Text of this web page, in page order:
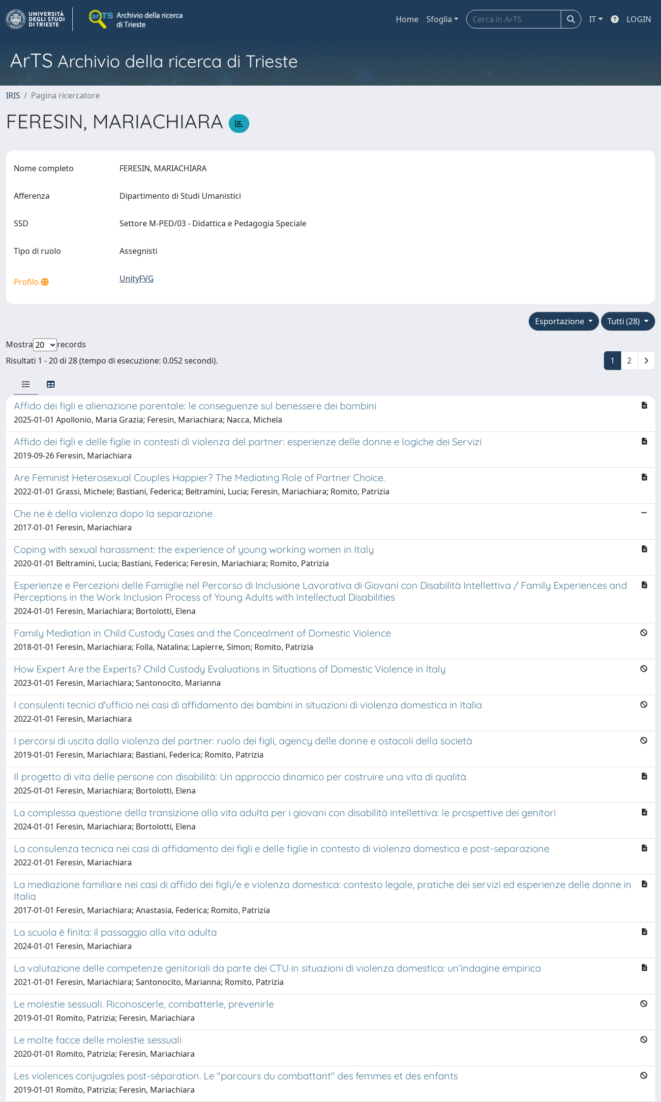
Home Sfoglia IT LOGIN
ArTS Archivio della ricerca di Trieste
IRIS Pagina ricercatore
FERESIN, MARIACHIARA
Nome completo FERESIN, MARIACHIARA
Afferenza Dipartimento di Studi Umanistici
SSD Settore M-PED/03 - Didattica e Pedagogia Speciale
Tipo di ruolo Assegnisti
Profilo UnityFVG
Tutti (28)
Esportazione
Mostra
records
Risultati 1 - 20 di 28 (tempo di esecuzione: 0.052 secondi).
1 2
Affido dei figli e alienazione parentale: le conseguenze sul benessere dei bambini
2025-01-01 Apollonio, Maria Grazia; Feresin, Mariachiara; Nacca, Michela
Affido dei figli e delle figlie in contesti di violenza del partner: esperienze delle donne e logiche dei Servizi
2019-09-26 Feresin, Mariachiara
Are Feminist Heterosexual Couples Happier? The Mediating Role of Partner Choice.
2022-01-01 Grassi, Michele; Bastiani, Federica; Beltramini, Lucia; Feresin, Mariachiara; Romito, Patrizia
Che ne è della violenza dopo la separazione
2017-01-01 Feresin, Mariachiara
Coping with sexual harassment: the experience of young working women in Italy
2020-01-01 Beltramini, Lucia; Bastiani, Federica; Feresin, Mariachiara; Romito, Patrizia
Esperienze e Percezioni delle Famiglie nel Percorso di Inclusione Lavorativa di Giovani con Disabilità Intellettiva / Family Experiences and
Perceptions in the Work Inclusion Process of Young Adults with Intellectual Disabilities
2024-01-01 Feresin, Mariachiara; Bortolotti, Elena
Family Mediation in Child Custody Cases and the Concealment of Domestic Violence
2018-01-01 Feresin, Mariachiara; Folla, Natalina; Lapierre, Simon; Romito, Patrizia
How Expert Are the Experts? Child Custody Evaluations in Situations of Domestic Violence in Italy
2023-01-01 Feresin, Mariachiara; Santonocito, Marianna
I consulenti tecnici d'ufficio nei casi di affidamento dei bambini in situazioni di violenza domestica in Italia
2022-01-01 Feresin, Mariachiara
I percorsi di uscita dalla violenza del partner: ruolo dei figli, agency delle donne e ostacoli della società
2019-01-01 Feresin, Mariachiara; Bastiani, Federica; Romito, Patrizia
Il progetto di vita delle persone con disabilità: Un approccio dinamico per costruire una vita di qualità
2025-01-01 Feresin, Mariachiara; Bortolotti, Elena
La complessa questione della transizione alla vita adulta per i giovani con disabilità intellettiva: le prospettive dei genitori
2024-01-01 Feresin, Mariachiara; Bortolotti, Elena
La consulenza tecnica nei casi di affidamento dei figli e delle figlie in contesto di violenza domestica e post-separazione
2022-01-01 Feresin, Mariachiara
La mediazione familiare nei casi di affido dei figli/e e violenza domestica: contesto legale, pratiche dei servizi ed esperienze delle donne in
Italia
2017-01-01 Feresin, Mariachiara; Anastasia, Federica; Romito, Patrizia
La scuola è finita: il passaggio alla vita adulta
2024-01-01 Feresin, Mariachiara
La valutazione delle competenze genitoriali da parte dei CTU in situazioni di violenza domestica: un’indagine empirica
2021-01-01 Feresin, Mariachiara; Santonocito, Marianna; Romito, Patrizia
Le molestie sessuali. Riconoscerle, combatterle, prevenirle
2019-01-01 Romito, Patrizia; Feresin, Mariachiara
Le molte facce delle molestie sessuali
2020-01-01 Romito, Patrizia; Feresin, Mariachiara
Les violences conjugales post-séparation. Le "parcours du combattant" des femmes et des enfants
2019-01-01 Romito, Patrizia; Feresin, Mariachiara